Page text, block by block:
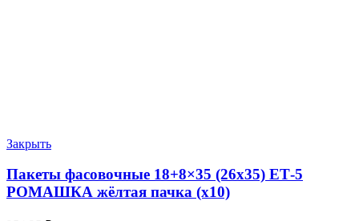
Закрыть
Пакеты фасовочные 18+8×35 (26х35) ЕТ-5
РОМАШКА жёлтая пачка (х10)